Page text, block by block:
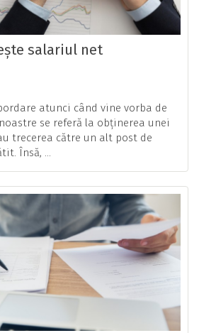
salariul net
atunci când vine vorba de
se referă la obținerea unei
trecerea către un alt post de
Însă, ...